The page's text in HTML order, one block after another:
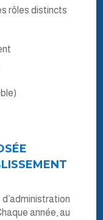
rôles distincts
année, au